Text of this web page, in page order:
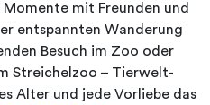
mit Freunden und
entspannten Wanderung
Besuch im Zoo oder
Streichelzoo – Tierwelt-
Alter und jede Vorliebe das